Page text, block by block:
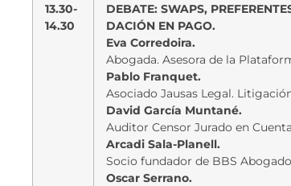
13.30-
14.30
DEBATE: SWAPS,
DACIÓN EN PAGO.
Eva Corredoira.
Abogada. Asesora de la
Pablo Franquet.
Asociado Jausas Legal.
David García Muntané.
Auditor Censor Jurado en
Arcadi Sala-Planell.
Socio fundador de BBS
Oscar Serrano.